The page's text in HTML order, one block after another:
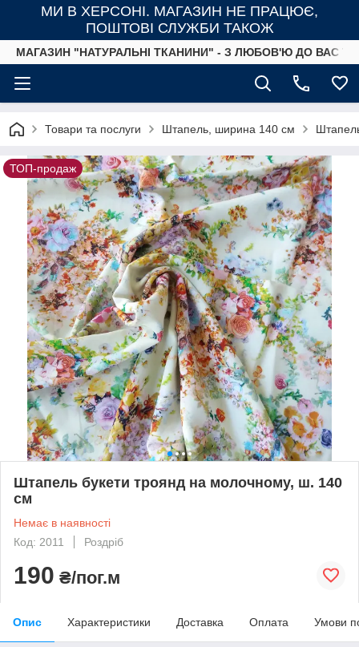
МИ В ХЕРСОНІ. МАГАЗИН НЕ ПРАЦЮЄ,
ПОШТОВІ СЛУЖБИ ТАКОЖ
МАГАЗИН "НАТУРАЛЬНІ ТКАНИНИ" - З ЛЮБОВ'Ю ДО ВАС
Товари та послуги Штапель, ширина 140 см
ТОП-продаж
Штапель букети троянд на молочному, ш. 140
см
Немає в наявності
Код: 2011
Роздріб
190 ₴/пог.м
Опис Характеристики Доставка Оплата Умови